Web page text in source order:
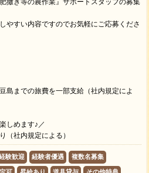
撒き等の農作業』サポートスタッフの募集
やすい内容ですのでお気軽にご応募くださ
島までの旅費を一部支給（社内規定によ
しめます♪／
社内規定による）
験歓迎 経験者優遇 複数名募集